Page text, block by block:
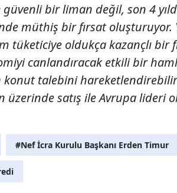
güvenli bir liman değil, son 4
müthiş bir fırsat oluşturuyor.
tüketiciye oldukça kazançlı bir
canlandıracak etkili bir
konut talebini hareketlendirebilir
üzerinde satış ile Avrupa lideri
#Nef İcra Kurulu Başkanı Erden Timur